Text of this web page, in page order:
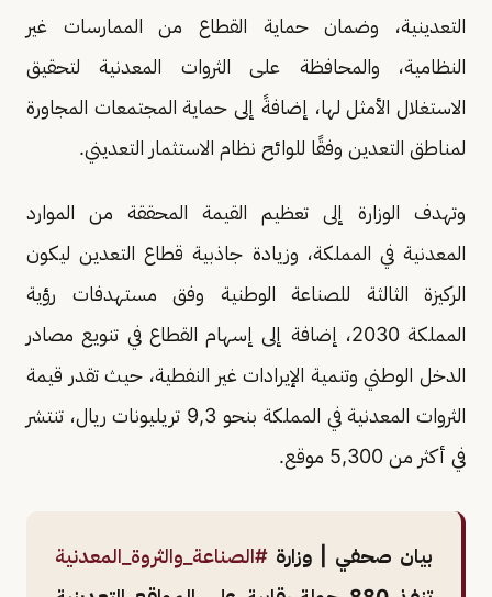
التعدينية، وضمان حماية القطاع من الممارسات غير
النظامية، والمحافظة على الثروات المعدنية لتحقيق
الاستغلال الأمثل لها، إضافةً إلى حماية المجتمعات المجاورة
لمناطق التعدين وفقًا للوائح نظام الاستثمار التعديني.
وتهدف الوزارة إلى تعظيم القيمة المحققة من الموارد
المعدنية في المملكة، وزيادة جاذبية قطاع التعدين ليكون
الركيزة الثالثة للصناعة الوطنية وفق مستهدفات رؤية
المملكة 2030، إضافة إلى إسهام القطاع في تنويع مصادر
الدخل الوطني وتنمية الإيرادات غير النفطية، حيث تقدر قيمة
الثروات المعدنية في المملكة بنحو 9,3 تريليونات ريال، تنتشر
في أكثر من 5,300 موقع.
بيان صحفي | وزارة #الصناعة_والثروة_المعدنية